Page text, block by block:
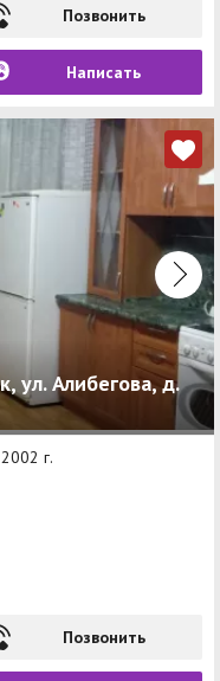
Позвонить
Написать
ул. Алибегова, д.
г.
Позвонить